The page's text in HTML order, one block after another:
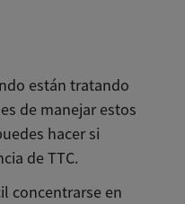
están tratando
de manejar estos
hacer si
de TTC.
concentrarse en